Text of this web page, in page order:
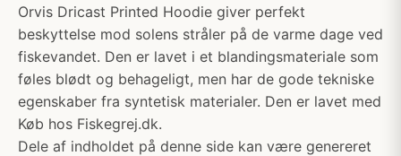
Orvis Dricast Printed Hoodie giver perfekt
beskyttelse mod solens stråler på de varme dage ved
fiskevandet. Den er lavet i et blandingsmateriale som
føles blødt og behageligt, men har de gode tekniske
egenskaber fra syntetisk materialer. Den er lavet med
Køb hos Fiskegrej.dk.
Dele af indholdet på denne side kan være genereret